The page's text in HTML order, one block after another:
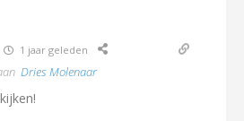
1 jaar geleden
Dries Molenaar